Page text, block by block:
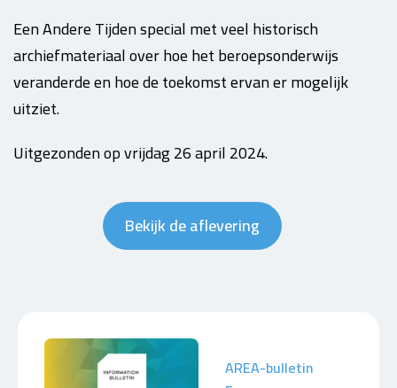
Een Andere Tijden special met veel historisch
archiefmateriaal over hoe het beroepsonderwijs
veranderde en hoe de toekomst ervan er mogelijk
uitziet.
Uitgezonden op vrijdag 26 april 2024.
Bekijk de aflevering
AREA-bulletin